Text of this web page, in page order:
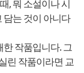
, 뭐 소설이나 시
담는 것이 아니다
작품입니다. 그
린 작품이라면 교